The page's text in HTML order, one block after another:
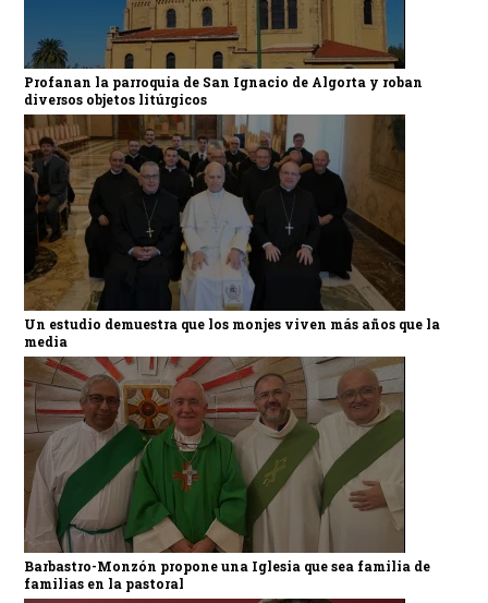
Profanan la parroquia de San Ignacio de Algorta y roban
diversos objetos litúrgicos
Un estudio demuestra que los monjes viven más años que la
media
Barbastro-Monzón propone una Iglesia que sea familia de
familias en la pastoral